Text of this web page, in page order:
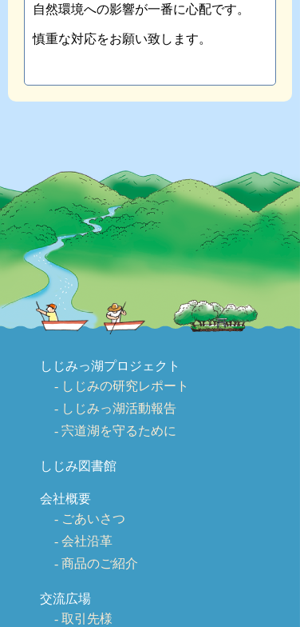
自然環境への影響が一番に心配です。
慎重な対応をお願い致します。
しじみっ湖プロジェクト
しじみの研究レポート
しじみっ湖活動報告
宍道湖を守るために
しじみ図書館
会社概要
ごあいさつ
会社沿革
商品のご紹介
交流広場
取引先様